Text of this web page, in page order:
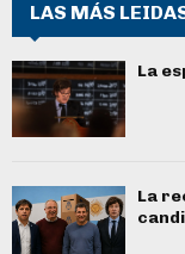
LAS MÁS
La
La